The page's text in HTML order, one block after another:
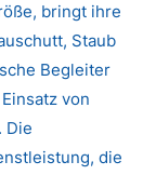
bringt ihre
Staub
Begleiter
von
Die
die